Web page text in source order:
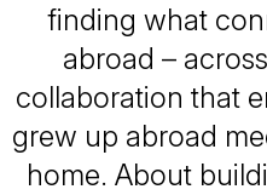
finding what
abroad –
collaboration that
grew up abroad
home. About